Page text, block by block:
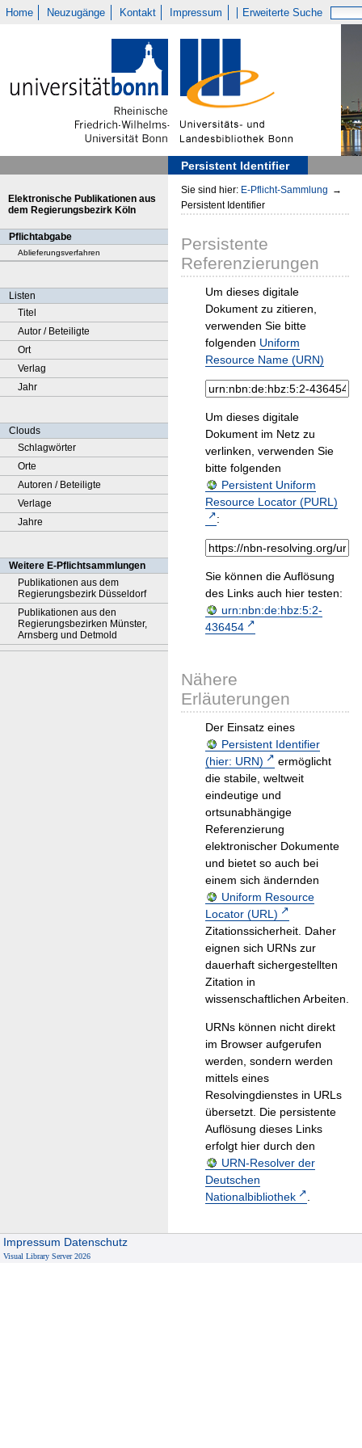
Home Neuzugänge Kontakt Impressum Erweiterte Suche
Persistent Identifier
Elektronische Publikationen aus
dem Regierungsbezirk Köln
Pflichtabgabe
Ablieferungsverfahren
Listen
Titel
Autor / Beteiligte
Ort
Verlag
Jahr
Clouds
Schlagwörter
Orte
Autoren / Beteiligte
Verlage
Jahre
Weitere E-Pflichtsammlungen
Publikationen aus dem
Regierungsbezirk Düsseldorf
Publikationen aus den
Regierungsbezirken Münster,
Arnsberg und Detmold
Sie sind hier: E-Pflicht-Sammlung →
Persistent Identifier
Persistente
Referenzierungen
Um dieses digitale
Dokument zu zitieren,
verwenden Sie bitte
folgenden Uniform
Resource Name (URN)
Um dieses digitale
Dokument im Netz zu
verlinken, verwenden Sie
bitte folgenden
Persistent Uniform
Resource Locator (PURL)
:
Sie können die Auflösung
des Links auch hier testen:
urn:nbn:de:hbz:5:2-
436454
Nähere
Erläuterungen
Der Einsatz eines
Persistent Identifier
(hier: URN)
ermöglicht
die stabile, weltweit
eindeutige und
ortsunabhängige
Referenzierung
elektronischer Dokumente
und bietet so auch bei
einem sich ändernden
Uniform Resource
Locator (URL)
Zitationssicherheit. Daher
eignen sich URNs zur
dauerhaft sichergestellten
Zitation in
wissenschaftlichen Arbeiten.
URNs können nicht direkt
im Browser aufgerufen
werden, sondern werden
mittels eines
Resolvingdienstes in URLs
übersetzt. Die persistente
Auflösung dieses Links
erfolgt hier durch den
URN-Resolver der
Deutschen
Nationalbibliothek
.
Impressum Datenschutz
Visual Library Server 2026